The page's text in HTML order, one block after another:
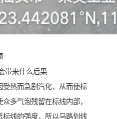
带来什么后果
受热而急剧汽化，从而使标
多气泡残留在标线内部，
线的强度，所以马路划线